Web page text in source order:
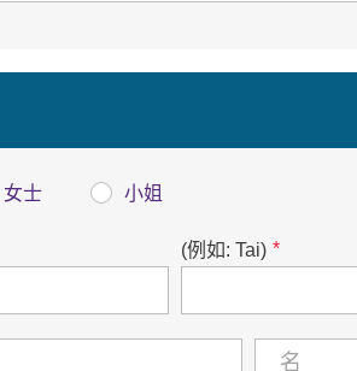
女士 小姐
(例如: Tai) *